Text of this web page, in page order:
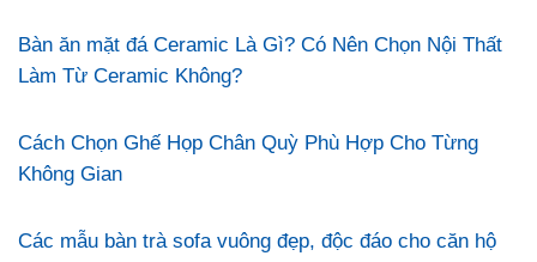
Bàn ăn mặt đá Ceramic Là Gì? Có Nên Chọn Nội Thất
Làm Từ Ceramic Không?
Cách Chọn Ghế Họp Chân Quỳ Phù Hợp Cho Từng
Không Gian
Các mẫu bàn trà sofa vuông đẹp, độc đáo cho căn hộ